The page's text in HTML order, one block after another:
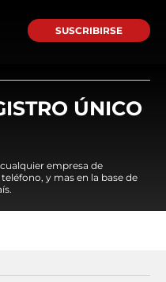
SUSCRIBIRSE
ÚNICO
empresa de
y mas en la base de